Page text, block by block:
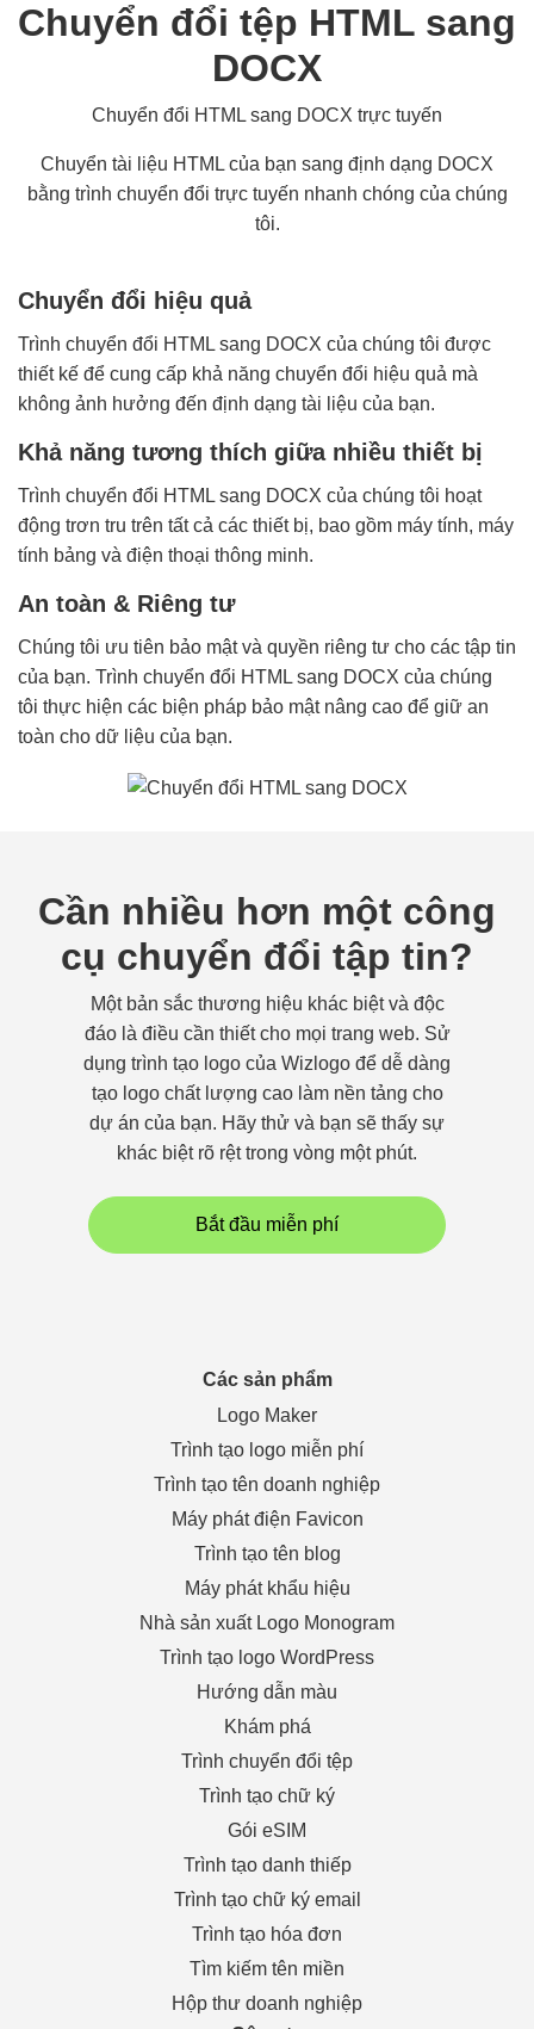
Chuyển đổi tệp HTML sang
DOCX
Chuyển đổi HTML sang DOCX trực tuyến
Chuyển tài liệu HTML của bạn sang định dạng DOCX
bằng trình chuyển đổi trực tuyến nhanh chóng của chúng
tôi.
Chuyển đổi hiệu quả
Trình chuyển đổi HTML sang DOCX của chúng tôi được
thiết kế để cung cấp khả năng chuyển đổi hiệu quả mà
không ảnh hưởng đến định dạng tài liệu của bạn.
Khả năng tương thích giữa nhiều thiết bị
Trình chuyển đổi HTML sang DOCX của chúng tôi hoạt
động trơn tru trên tất cả các thiết bị, bao gồm máy tính, máy
tính bảng và điện thoại thông minh.
An toàn & Riêng tư
Chúng tôi ưu tiên bảo mật và quyền riêng tư cho các tập tin
của bạn. Trình chuyển đổi HTML sang DOCX của chúng
tôi thực hiện các biện pháp bảo mật nâng cao để giữ an
toàn cho dữ liệu của bạn.
Cần nhiều hơn một công
cụ chuyển đổi tập tin?
Một bản sắc thương hiệu khác biệt và độc
đáo là điều cần thiết cho mọi trang web. Sử
dụng trình tạo logo của Wizlogo để dễ dàng
tạo logo chất lượng cao làm nền tảng cho
dự án của bạn. Hãy thử và bạn sẽ thấy sự
khác biệt rõ rệt trong vòng một phút.
Bắt đầu miễn phí
Các sản phẩm
Logo Maker
Trình tạo logo miễn phí
Trình tạo tên doanh nghiệp
Máy phát điện Favicon
Trình tạo tên blog
Máy phát khẩu hiệu
Nhà sản xuất Logo Monogram
Trình tạo logo WordPress
Hướng dẫn màu
Khám phá
Trình chuyển đổi tệp
Trình tạo chữ ký
Gói eSIM
Trình tạo danh thiếp
Trình tạo chữ ký email
Trình tạo hóa đơn
Tìm kiếm tên miền
Hộp thư doanh nghiệp